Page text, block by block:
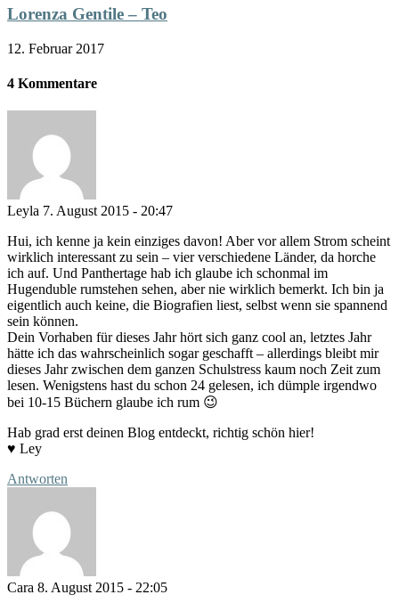
Lorenza Gentile – Teo
12. Februar 2017
4 Kommentare
Leyla 7. August 2015 - 20:47
Hui, ich kenne ja kein einziges davon! Aber vor allem Strom scheint
wirklich interessant zu sein – vier verschiedene Länder, da horche
ich auf. Und Panthertage hab ich glaube ich schonmal im
Hugenduble rumstehen sehen, aber nie wirklich bemerkt. Ich bin ja
eigentlich auch keine, die Biografien liest, selbst wenn sie spannend
sein können.
Dein Vorhaben für dieses Jahr hört sich ganz cool an, letztes Jahr
hätte ich das wahrscheinlich sogar geschafft – allerdings bleibt mir
dieses Jahr zwischen dem ganzen Schulstress kaum noch Zeit zum
lesen. Wenigstens hast du schon 24 gelesen, ich dümple irgendwo
bei 10-15 Büchern glaube ich rum 😉
Hab grad erst deinen Blog entdeckt, richtig schön hier!
♥ Ley
Antworten
Cara 8. August 2015 - 22:05